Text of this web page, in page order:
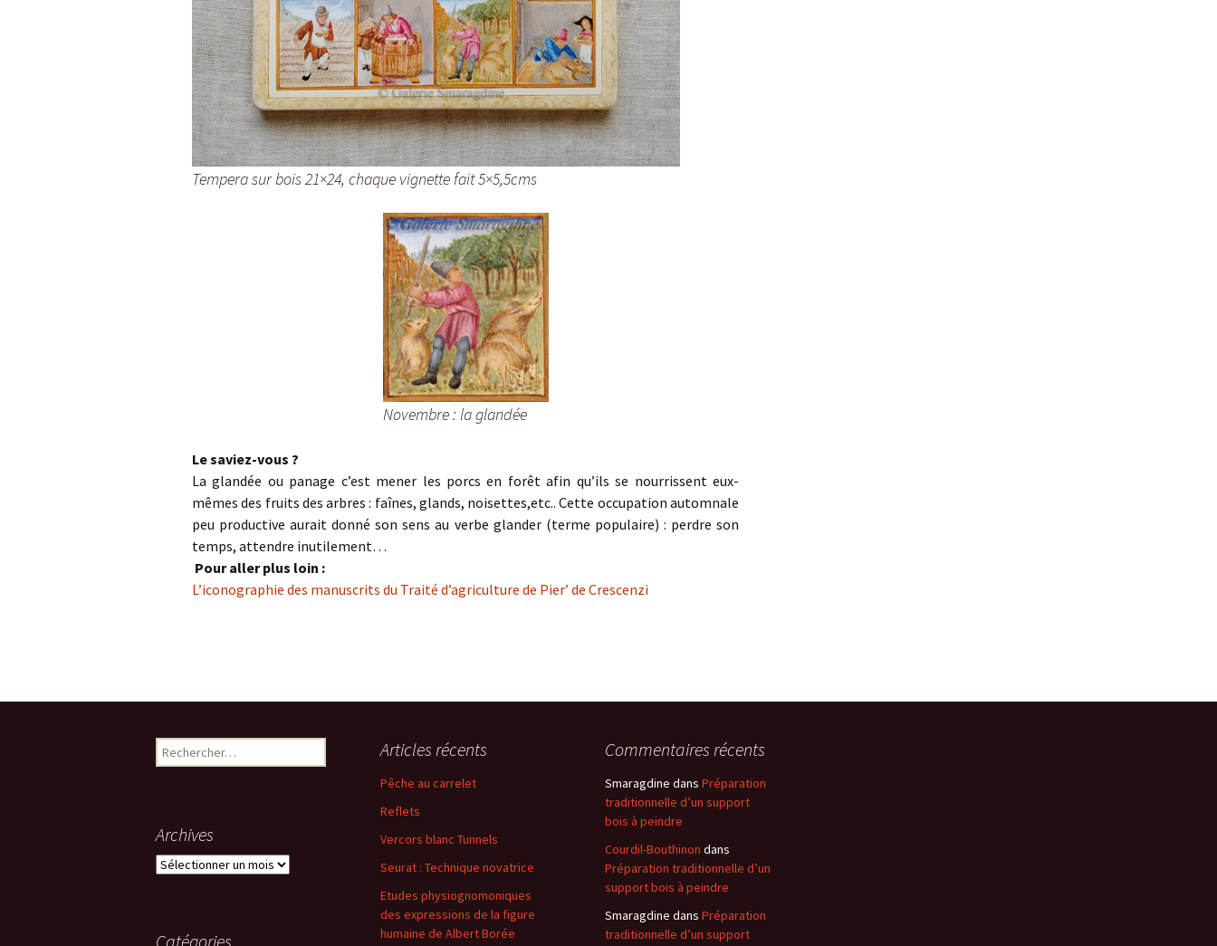
Tempera sur bois 21×24, chaque vignette fait 5×5,5cms
Novembre : la glandée
Le saviez-vous ?
La glandée ou panage c’est mener les porcs en forêt afin qu’ils se nourrissent eux-
mêmes des fruits des arbres : faînes, glands, noisettes,etc.. Cette occupation automnale
peu productive aurait donné son sens au verbe glander (terme populaire) : perdre son
temps, attendre inutilement…
Pour aller plus loin :
L’iconographie des manuscrits du Traité d’agriculture de Pier’ de Crescenzi
Rechercher : Articles récents
Pêche au carrelet
Reflets
Vercors blanc Tunnels
Seurat : Technique novatrice
Etudes physiognomoniques
des expressions de la figure
humaine de Albert Borée
Commentaires récents
Smaragdine dans Préparation
traditionnelle d’un support
bois à peindre
Courdil-Bouthinon dans
Préparation traditionnelle d’un
support bois à peindre
Smaragdine dans Préparation
traditionnelle d’un support
Archives
Archives
Catégories